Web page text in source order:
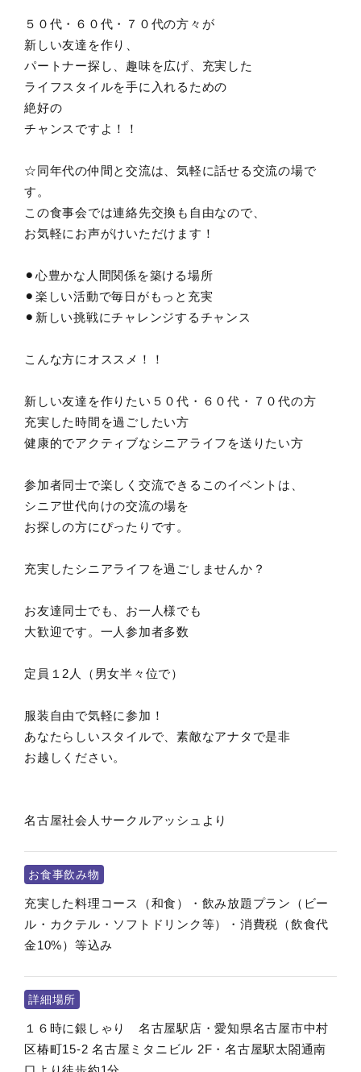
５０代・６０代・７０代の方々が
新しい友達を作り、
パートナー探し、趣味を広げ、充実した
ライフスタイルを手に入れるための
絶好の
チャンスですよ！！
☆同年代の仲間と交流は、気軽に話せる交流の場で
す。
この食事会では連絡先交換も自由なので、
お気軽にお声がけいただけます！
⚫︎心豊かな人間関係を築ける場所
⚫︎楽しい活動で毎日がもっと充実
⚫︎新しい挑戦にチャレンジするチャンス
こんな方にオススメ！！
新しい友達を作りたい５０代・６０代・７０代の方
充実した時間を過ごしたい方
健康的でアクティブなシニアライフを送りたい方
参加者同士で楽しく交流できるこのイベントは、
シニア世代向けの交流の場を
お探しの方にぴったりです。
充実したシニアライフを過ごしませんか？
お友達同士でも、お一人様でも
大歓迎です。一人参加者多数
定員１2人（男女半々位で）
服装自由で気軽に参加！
あなたらしいスタイルで、素敵なアナタで是非
お越しください。
名古屋社会人サークルアッシュより
お食事飲み物
充実した料理コース（和食）・飲み放題プラン（ビー
ル・カクテル・ソフトドリンク等）・消費税（飲食代
金10%）等込み
詳細場所
１６時に銀しゃり 名古屋駅店・愛知県名古屋市中村
区椿町15-2 名古屋ミタニビル 2F・名古屋駅太閤通南